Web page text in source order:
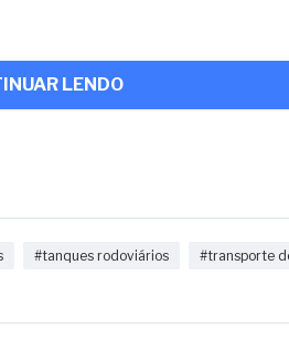
LENDO
#tanques rodoviários
#transporte